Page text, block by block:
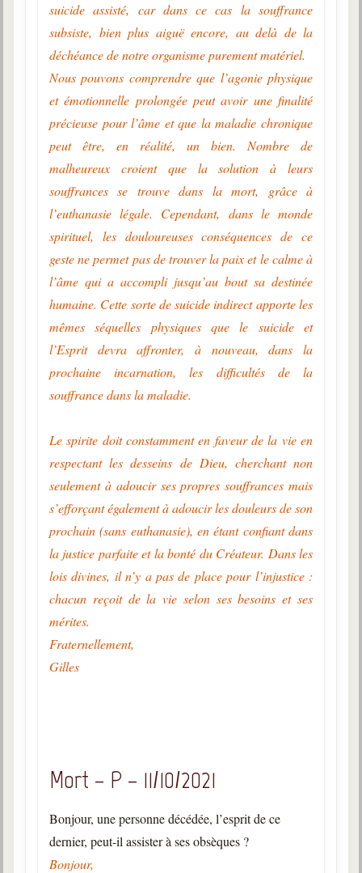
suicide assisté, car dans ce cas la souffrance
subsiste, bien plus aiguë encore, au delà de la
déchéance de notre organisme purement matériel.
Nous pouvons comprendre que l’agonie physique
et émotionnelle prolongée peut avoir une finalité
précieuse pour l’âme et que la maladie chronique
peut être, en réalité, un bien. Nombre de
malheureux croient que la solution à leurs
souffrances se trouve dans la mort, grâce à
l’euthanasie légale. Cependant, dans le monde
spirituel, les douloureuses conséquences de ce
geste ne permet pas de trouver la paix et le calme à
l’âme qui a accompli jusqu’au bout sa destinée
humaine. Cette sorte de suicide indirect apporte les
mêmes séquelles physiques que le suicide et
l’Esprit devra affronter, à nouveau, dans la
prochaine incarnation, les difficultés de la
souffrance dans la maladie.
Le spirite doit constamment en faveur de la vie en
respectant les desseins de Dieu, cherchant non
seulement à adoucir ses propres souffrances mais
s’efforçant également à adoucir les douleurs de son
prochain (sans euthanasie), en étant confiant dans
la justice parfaite et la bonté du Créateur. Dans les
lois divines, il n’y a pas de place pour l’injustice :
chacun reçoit de la vie selon ses besoins et ses
mérites.
Fraternellement,
Gilles
Mort – P – 11/10/2021
Bonjour, une personne décédée, l’esprit de ce
dernier, peut-il assister à ses obsèques ?
Bonjour,